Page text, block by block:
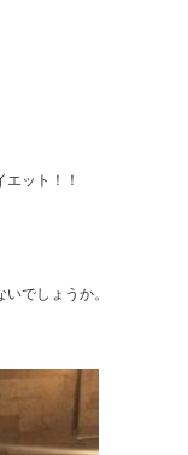
ット！！
でしょうか。